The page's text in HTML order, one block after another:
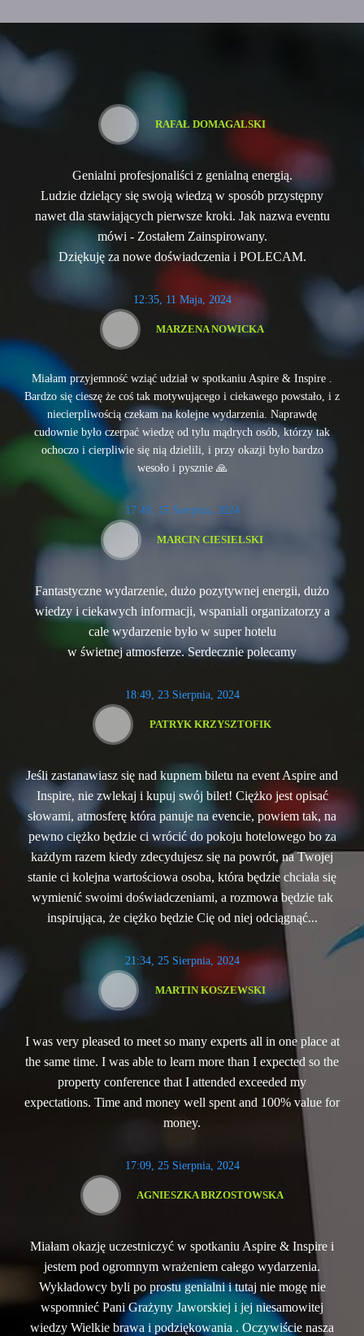
RAFAŁ DOMAGALSKI
Genialni profesjonaliści z genialną energią.
Ludzie dzielący się swoją wiedzą w sposób przystępny
nawet dla stawiających pierwsze kroki. Jak nazwa eventu
mówi - Zostałem Zainspirowany.
Dziękuję za nowe doświadczenia i POLECAM.
12:35, 11 Maja, 2024
MARZENA NOWICKA
Miałam przyjemność wziąć udział w spotkaniu Aspire & Inspire .
Bardzo się cieszę że coś tak motywującego i ciekawego powstało, i z
niecierpliwością czekam na kolejne wydarzenia. Naprawdę
cudownie było czerpać wiedzę od tylu mądrych osób, którzy tak
ochoczo i cierpliwie się nią dzielili, i przy okazji było bardzo
wesoło i pysznie 🙏
17:49, 15 Sierpnia, 2024
MARCIN CIESIELSKI
Fantastyczne wydarzenie, dużo pozytywnej energii, dużo
wiedzy i ciekawych informacji, wspaniali organizatorzy a
cale wydarzenie było w super hotelu
w świetnej atmosferze. Serdecznie polecamy
18:49, 23 Sierpnia, 2024
PATRYK KRZYSZTOFIK
Jeśli zastanawiasz się nad kupnem biletu na event Aspire and
Inspire, nie zwlekaj i kupuj swój bilet! Ciężko jest opisać
słowami, atmosferę która panuje na evencie, powiem tak, na
pewno ciężko będzie ci wrócić do pokoju hotelowego bo za
każdym razem kiedy zdecydujesz się na powrót, na Twojej
stanie ci kolejna wartościowa osoba, która będzie chciała się
wymienić swoimi doświadczeniami, a rozmowa będzie tak
inspirująca, że ciężko będzie Cię od niej odciągnąć...
21:34, 25 Sierpnia, 2024
MARTIN KOSZEWSKI
I was very pleased to meet so many experts all in one place at
the same time. I was able to learn more than I expected so the
property conference that I attended exceeded my
expectations. Time and money well spent and 100% value for
money.
17:09, 25 Sierpnia, 2024
AGNIESZKA BRZOSTOWSKA
Miałam okazję uczestniczyć w spotkaniu Aspire & Inspire i
jestem pod ogromnym wrażeniem całego wydarzenia.
Wykładowcy byli po prostu genialni i tutaj nie mogę nie
wspomnieć Pani Grażyny Jaworskiej i jej niesamowitej
wiedzy Wielkie brawa i podziękowania . Oczywiście nasza